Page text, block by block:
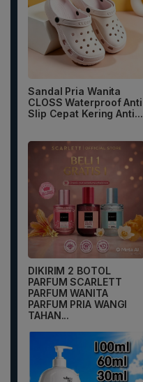
Sandal Pria Wanita
CLOSS Waterproof Anti
Slip Cepat Kering Anti...
DIKIRIM 2 BOTOL
PARFUM SCARLETT
PARFUM WANITA
PARFUM PRIA WANGI
TAHAN...